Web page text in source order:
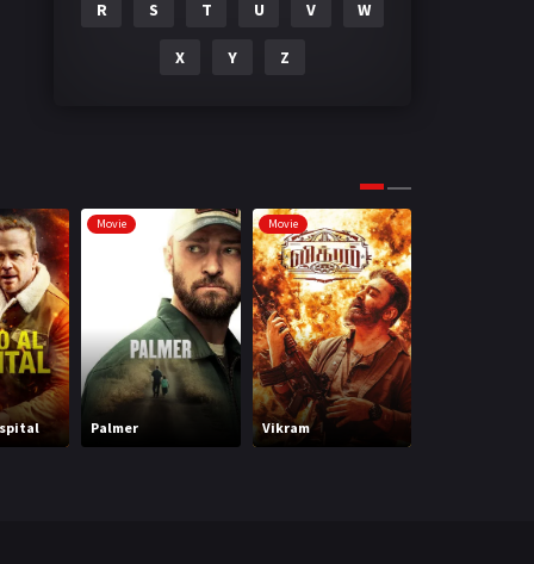
R S T U V W
X Y Z
Movie
Palmer
Movie
Vikram